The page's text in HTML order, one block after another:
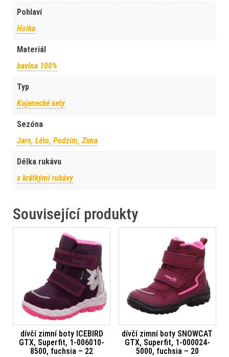
Pohlaví
Holka
Materiál
bavlna 100%
Typ
Kojenecké sety
Sezóna
Jaro, Léto, Podzim, Zima
Délka rukávu
s krátkými rukávy
Související produkty
dívčí zimní boty ICEBIRD
GTX, Superfit, 1-006010-
8500, fuchsia – 22
dívčí zimní boty SNOWCAT
GTX, Superfit, 1-000024-
5000, fuchsia – 20